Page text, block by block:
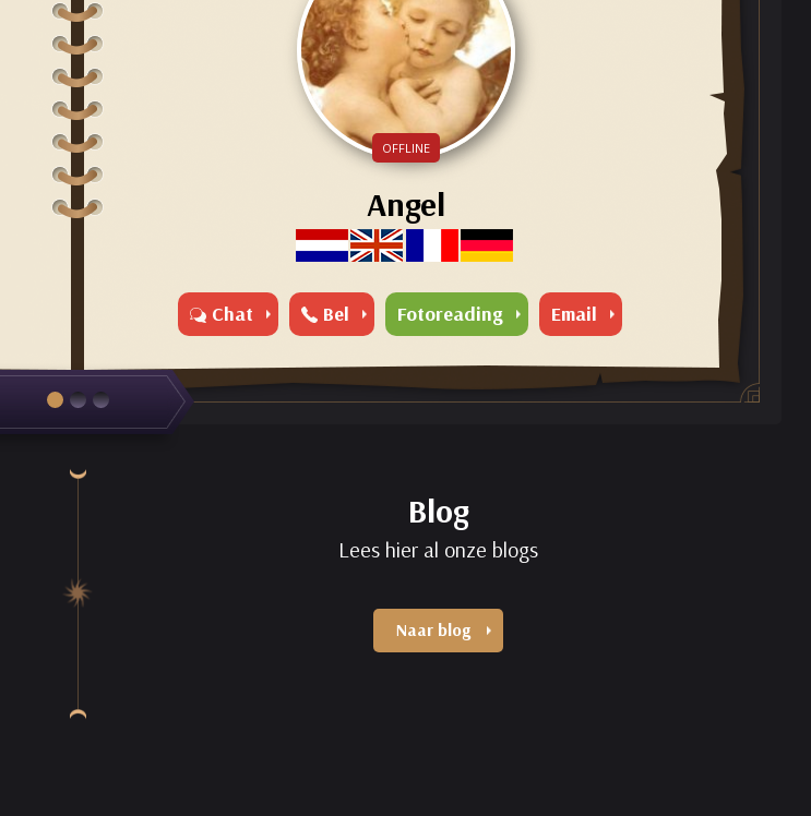
OFFLINE
Angel
Chat Bel Fotoreading Email
Blog
Lees hier al onze blogs
Naar blog